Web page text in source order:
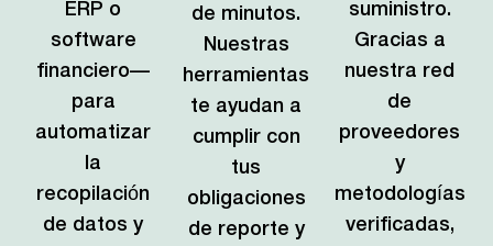
ERP o
software
financiero—
para
automatizar
la
recopilación
de datos y
de minutos.
Nuestras
herramientas
te ayudan a
cumplir con
tus
obligaciones
de reporte y
suministro.
Gracias a
nuestra red
de
proveedores
y
metodologías
verificadas,